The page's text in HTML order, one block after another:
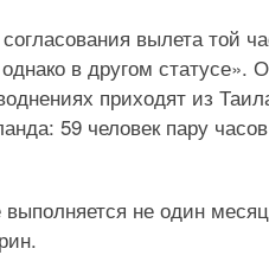
вылета той
в другом
приходят из
59 человек пару
выполняется не один